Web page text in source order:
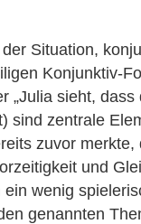
Situation,
Konjunktiv-
„Julia sieht,
sind zentrale
zuvor
und
wenig
genannten